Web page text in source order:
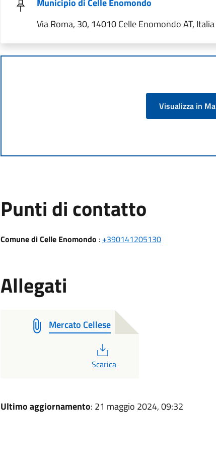
Municipio di Celle Enomondo
Via Roma, 30, 14010 Celle Enomondo AT, Italia
Visualizza in
Punti di contatto
Comune di Celle Enomondo : +390141205130
Allegati
Mercato Cellese
Scarica
Ultimo aggiornamento: 21 maggio 2024, 09:32